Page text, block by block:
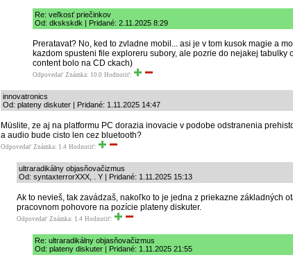
Re: veľkosť priečinkov
Od: dkskskdk | Pridané: 2.11.2025 8:29
Preratavat? No, ked to zvladne mobil... asi je v tom kusok magie a
kazdom spusteni file exploreru subory, ale pozrie do nejakej tabulky
content bolo na CD ckach)
Odpovedať Známka: 10.0 Hodnotiť:
innovatronics
Od: plateny diskuter | Pridané: 1.11.2025 14:47
Müslite, ze aj na platformu PC dorazia inovacie v podobe odstranenia
a audio bude cisto len cez bluetooth?
Odpovedať Známka: 1.4 Hodnotiť:
ultraradikálny objasňovačizmus
Od: syntaxterrorXXX, . Y | Pridané: 1.11.2025 15:13
Ak to nevieš, tak zavádzaš, nakoľko to je jedna z priekazne základných
pracovnom pohovore na pozície plateny diskuter.
Odpovedať Známka: 1.4 Hodnotiť:
Re: ultraradikálny objasňovačizmus
Od: plateny diskuter | Pridané: 1.11.2025 21:55